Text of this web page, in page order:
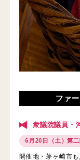
ファ
衆議院議員・
6月20日（土）第
開催地・茅ヶ崎市